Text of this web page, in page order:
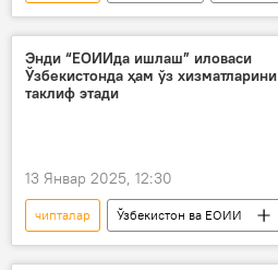
Шавкат Мирзиёев
сайёҳлар
инвестиция
виза
Энди “ЕОИИда ишлаш” иловаси
Ўзбекистонда ҳам ўз хизматларини
таклиф этади
13 Январ 2025, 12:30
чипталар
Ўзбекистон ва ЕОИИ
ЕОИИ
мигрантлар